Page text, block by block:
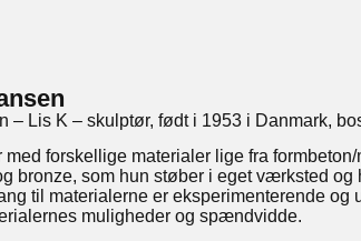
– Lis K – skulptør, født i 1953 i Danmark,
med forskellige materialer lige fra formbeton/
bronze, som hun støber i eget værksted og
til materialerne er eksperimenterende og
muligheder og spændvidde.